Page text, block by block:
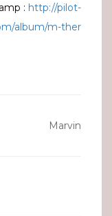
: http://pilot-
album/m-ther
Marvin